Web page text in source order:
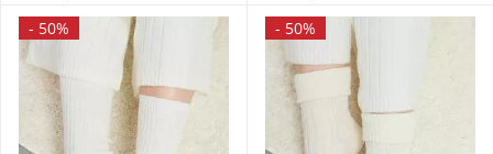
- 50% - 50%